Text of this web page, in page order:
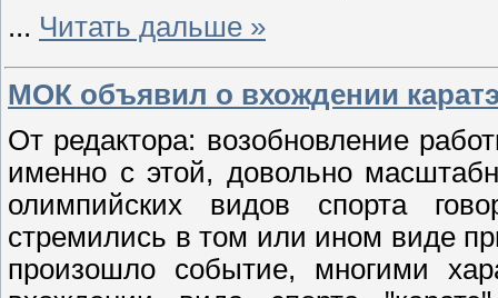
... Читать дальше »
МОК объявил о вхождении
От редактора: возобновление
именно с этой, довольно
олимпийских видов спорта
стремились в том или ином виде
произошло событие, многими